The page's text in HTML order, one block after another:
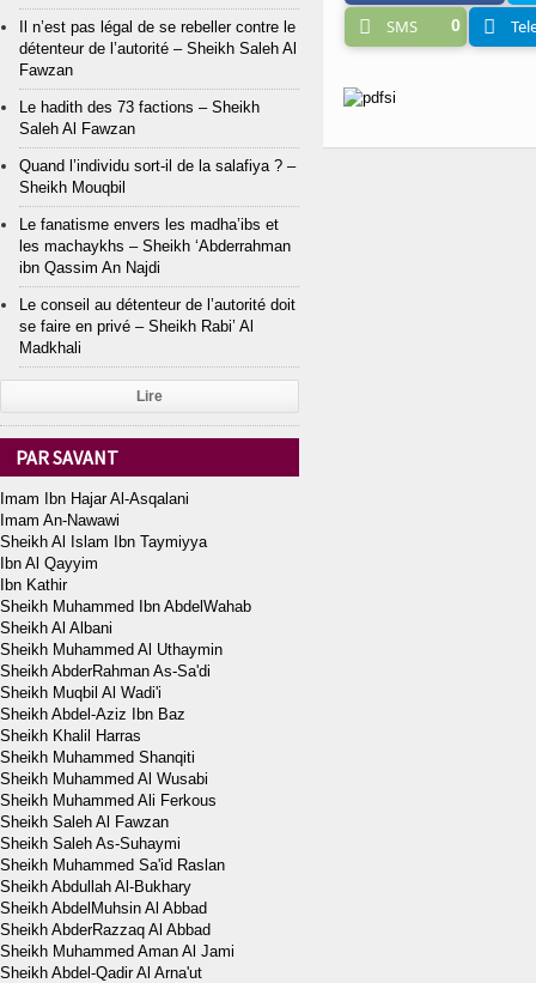
SMS 0
Il n’est pas légal de se rebeller contre le
détenteur de l’autorité – Sheikh Saleh Al
Fawzan
Le hadith des 73 factions – Sheikh
Saleh Al Fawzan
Quand l’individu sort-il de la salafiya ? –
Sheikh Mouqbil
Le fanatisme envers les madha’ibs et
les machaykhs – Sheikh ‘Abderrahman
ibn Qassim An Najdi
Le conseil au détenteur de l’autorité doit
se faire en privé – Sheikh Rabi’ Al
Madkhali
Lire
PAR SAVANT
Imam Ibn Hajar Al-Asqalani
Imam An-Nawawi
Sheikh Al Islam Ibn Taymiyya
Ibn Al Qayyim
Ibn Kathir
Sheikh Muhammed Ibn AbdelWahab
Sheikh Al Albani
Sheikh Muhammed Al Uthaymin
Sheikh AbderRahman As-Sa'di
Sheikh Muqbil Al Wadi'i
Sheikh Abdel-Aziz Ibn Baz
Sheikh Khalil Harras
Sheikh Muhammed Shanqiti
Sheikh Muhammed Al Wusabi
Sheikh Muhammed Ali Ferkous
Sheikh Saleh Al Fawzan
Sheikh Saleh As-Suhaymi
Sheikh Muhammed Sa'id Raslan
Sheikh Abdullah Al-Bukhary
Sheikh AbdelMuhsin Al Abbad
Sheikh AbderRazzaq Al Abbad
Sheikh Muhammed Aman Al Jami
Sheikh Abdel-Qadir Al Arna'ut